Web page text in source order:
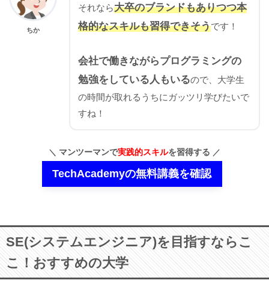
ちか
それなら大卒のブランドもありつつ本
格的なスキルも習得できそうです！
会社で働きながらプログラミングの
勉強をしている人もいるので、大学生
の時間が取れるうちにガッツリ学びたいで
すね！
マンツーマンで実践的スキルを習得する
TechAcademyの無料講義を確認
SE(システムエンジニア)を目指すならこ
こ！おすすめの大学